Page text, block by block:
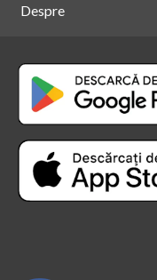
Despre